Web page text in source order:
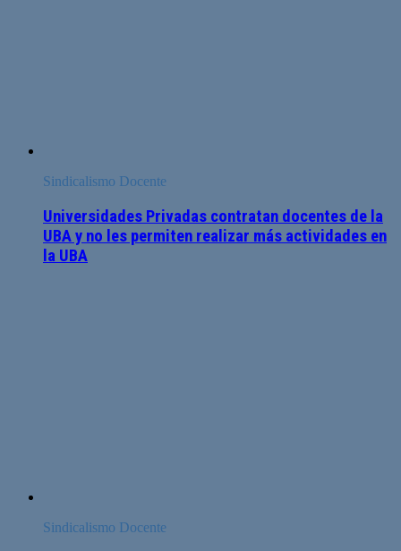
Sindicalismo Docente
Universidades Privadas contratan docentes de la
UBA y no les permiten realizar más actividades en
la UBA
Sindicalismo Docente